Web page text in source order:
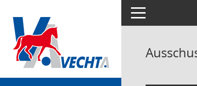
Toggle navigation